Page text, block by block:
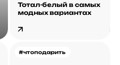
Тотал-белый в самых
модных вариантах
#чтоподарить